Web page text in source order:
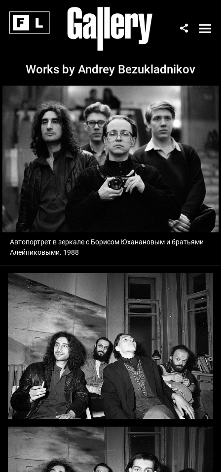
Works by Andrey Bezukladnikov
Автопортрет в зеркале с Борисом Юханановым и братьями
Алейниковыми. 1988